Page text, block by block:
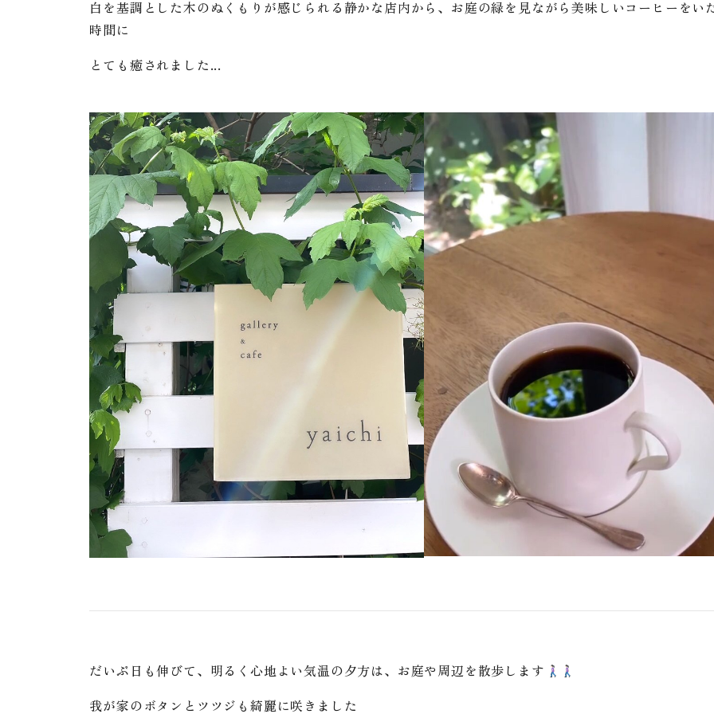
白を基調とした木のぬくもりが感じられる静かな店内から、お庭の緑を見ながら美味しいコーヒーをい
時間に
とても癒されました...
だいぶ日も伸びて、明るく心地よい気温の夕方は、お庭や周辺を散歩します
我が家のボタンとツツジも綺麗に咲きました